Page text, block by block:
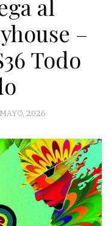
al
–
Todo
2026